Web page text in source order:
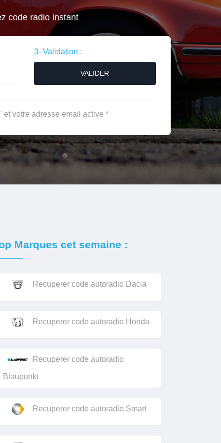
code radio instant
3- Validation :
VALIDER
votre adresse email active *
Marques cet semaine :
Recuperer code autoradio Dacia
Recuperer code autoradio Honda
Recuperer code autoradio
Blaupunkt
Recuperer code autoradio Smart